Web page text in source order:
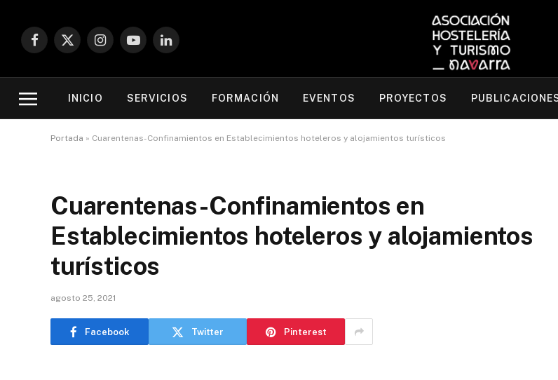
Facebook
X
InstagramYouTubeLinkedIn
INICIO SERVICIOS FORMACIÓN EVENTOS PROYECTOS
Portada » Cuarentenas-Confinamientos en Establecimientos hoteleros y alojamientos turísticos
Cuarentenas-Confinamientos en
Establecimientos hoteleros y alojamientos
turísticos
agosto 25, 2021
Facebook Twitter Pinterest